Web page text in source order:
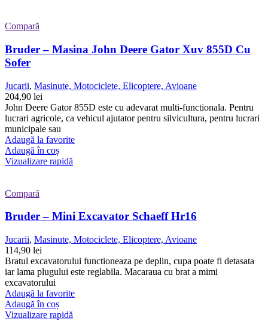
Compară
Bruder – Masina John Deere Gator Xuv 855D Cu
Sofer
Jucarii, Masinute, Motociclete, Elicoptere, Avioane
204,90 lei
John Deere Gator 855D este cu adevarat multi-functionala. Pentru
lucrari agricole, ca vehicul ajutator pentru silvicultura, pentru lucrari
municipale sau
Adaugă la favorite
Adaugă în coș
Vizualizare rapidă
Compară
Bruder – Mini Excavator Schaeff Hr16
Jucarii, Masinute, Motociclete, Elicoptere, Avioane
114,90 lei
Bratul excavatorului functioneaza pe deplin, cupa poate fi detasata
iar lama plugului este reglabila. Macaraua cu brat a mimi
excavatorului
Adaugă la favorite
Adaugă în coș
Vizualizare rapidă